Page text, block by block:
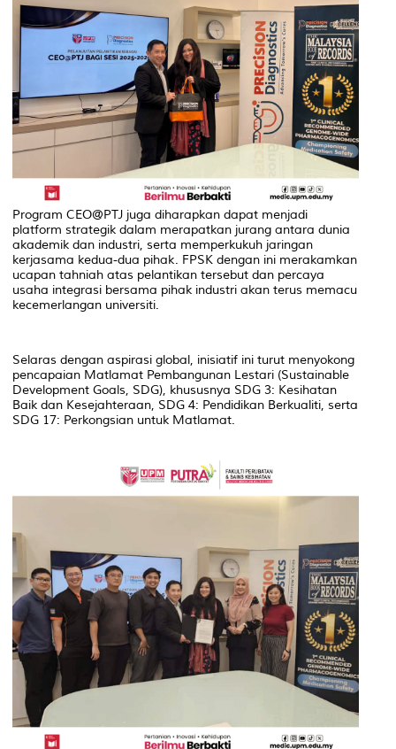
Program CEO@PTJ juga diharapkan dapat menjadi
platform strategik dalam merapatkan jurang antara dunia
akademik dan industri, serta memperkukuh jaringan
kerjasama kedua-dua pihak. FPSK dengan ini merakamkan
ucapan tahniah atas pelantikan tersebut dan percaya
usaha integrasi bersama pihak industri akan terus memacu
kecemerlangan universiti.
Selaras dengan aspirasi global, inisiatif ini turut menyokong
pencapaian Matlamat Pembangunan Lestari (Sustainable
Development Goals, SDG), khususnya SDG 3: Kesihatan
Baik dan Kesejahteraan, SDG 4: Pendidikan Berkualiti, serta
SDG 17: Perkongsian untuk Matlamat.